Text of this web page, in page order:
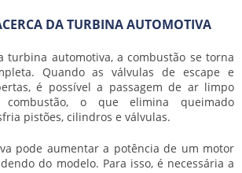
DA TURBINA AUTOMOTIVA
turbina automotiva, a combustão se torna
Quando as válvulas de escape e
é possível a passagem de ar limpo
o que elimina queimado
pistões, cilindros e válvulas.
pode aumentar a potência de um motor
do modelo. Para isso, é necessária a